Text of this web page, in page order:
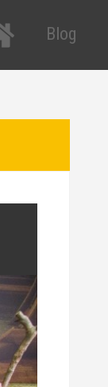
Blog
Etats-Unis
Italie